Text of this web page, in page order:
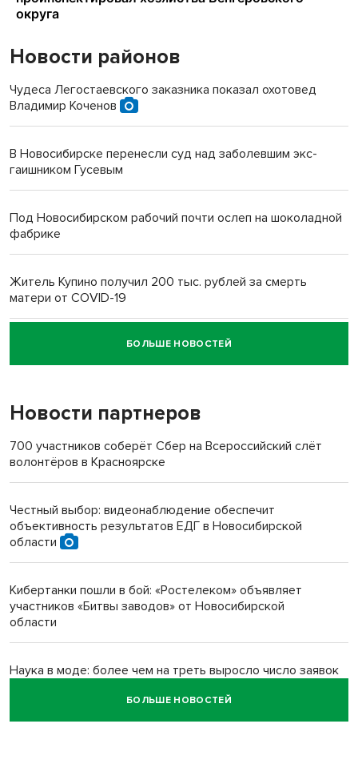
Новости районов
Чудеса Легостаевского заказника показал охотовед
Владимир Коченов
В Новосибирске перенесли суд над заболевшим экс-
гаишником Гусевым
Под Новосибирском рабочий почти ослеп на шоколадной
фабрике
Житель Купино получил 200 тыс. рублей за смерть
матери от COVID-19
Новосибирский суд наказал водителя за смерть
пенсионерки на вокзале
«Мы живём на пастбище!»: в новосибирском селе лошади
терроризируют жителей
Новосибирский преподаватель с женой вошли в топ-16
многодетных в России
Обновлённое отделение ВТБ открылось в Искитиме
БОЛЬШЕ НОВОСТЕЙ
Новости партнеров
700 участников соберёт Сбер на Всероссийский слёт
волонтёров в Красноярске
Честный выбор: видеонаблюдение обеспечит
объективность результатов ЕДГ в Новосибирской
области
Кибертанки пошли в бой: «Ростелеком» объявляет
участников «Битвы заводов» от Новосибирской
области
Наука в моде: более чем на треть выросло число заявок
БОЛЬШЕ НОВОСТЕЙ